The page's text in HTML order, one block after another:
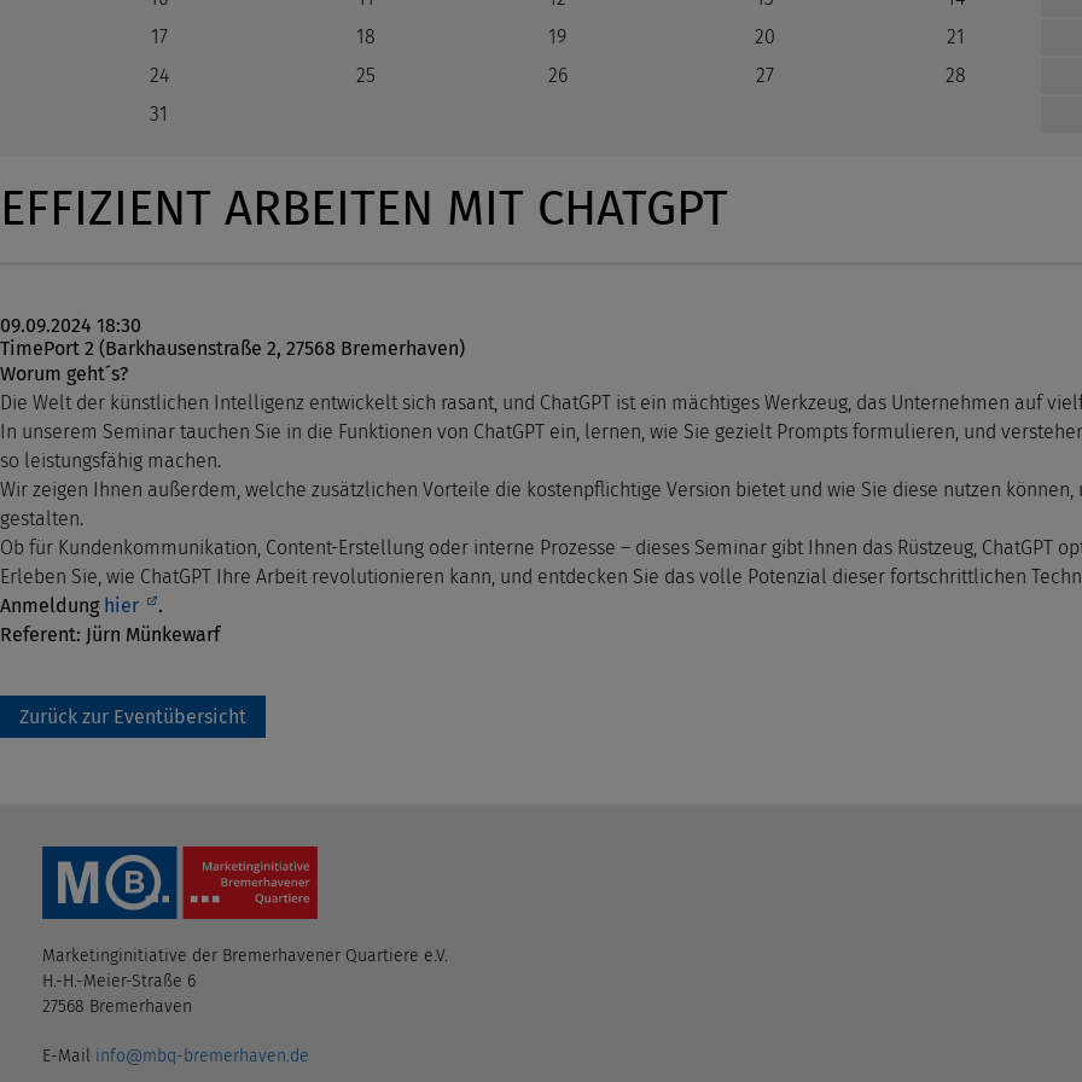
17
18 19 20 21
24
25 26 27 28
31
EFFIZIENT ARBEITEN MIT CHATGPT
09.09.2024 18:30
TimePort 2 (Barkhausenstraße 2, 27568 Bremerhaven)
Worum geht´s?
Die Welt der künstlichen Intelligenz entwickelt sich rasant, und ChatGPT ist ein mächtiges Werkzeug, das Unternehmen auf
In unserem Seminar tauchen Sie in die Funktionen von ChatGPT ein, lernen, wie Sie gezielt Prompts formulieren, und
so leistungsfähig machen.
Wir zeigen Ihnen außerdem, welche zusätzlichen Vorteile die kostenpflichtige Version bietet und wie Sie diese nutzen
gestalten.
Ob für Kundenkommunikation, Content-Erstellung oder interne Prozesse – dieses Seminar gibt Ihnen das Rüstzeug, ChatGPT
Erleben Sie, wie ChatGPT Ihre Arbeit revolutionieren kann, und entdecken Sie das volle Potenzial dieser fortschrittlichen
Anmeldung hier
.
Referent: Jürn Münkewarf
Zurück zur Eventübersicht
Marketinginitiative der Bremerhavener Quartiere e.V.
H.-H.-Meier-Straße 6
27568 Bremerhaven
E-Mail info@mbq-bremerhaven.de